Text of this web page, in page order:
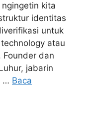
kita
identitas
untuk
atau
dan
jabarin
… Baca